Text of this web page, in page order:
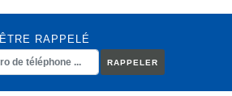
ÊTRE RAPPELÉ